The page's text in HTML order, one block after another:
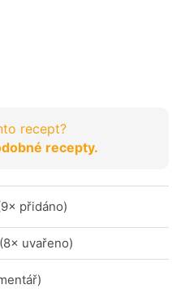
recept?
recepty.
přidáno)
(8× uvařeno)